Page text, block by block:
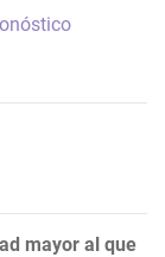
mayor al que